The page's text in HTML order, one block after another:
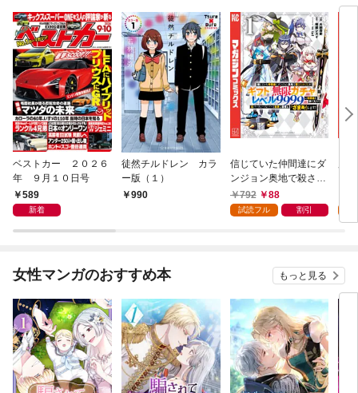
ベストカー ２０２６
年 ９月１０日号
589
新着
徒然チルドレン カラ
ー版（１）
990
信じていた仲間達にダ
ンジョン奥地で殺され
かけたがギフト『無限
ガチャ』でレベル９９
『ざまぁ！』します！
792 88
試読フル 割引
女性マンガのおすすめ本 もっと見る